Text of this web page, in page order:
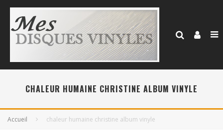
CHALEUR HUMAINE CHRISTINE ALBUM VINYLE
Accueil chaleur humaine christine album vinyle